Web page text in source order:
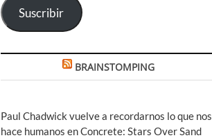
Suscribir
BRAINSTOMPING
Paul Chadwick vuelve a recordarnos lo que nos
hace humanos en Concrete: Stars Over Sand